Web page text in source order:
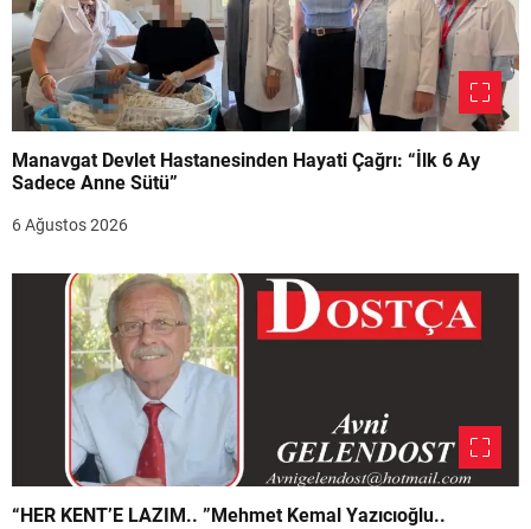
Manavgat Devlet Hastanesinden Hayati Çağrı: “İlk 6 Ay
Sadece Anne Sütü”
6 Ağustos 2026
“HER KENT’E LAZIM.. ”Mehmet Kemal Yazıcıoğlu..